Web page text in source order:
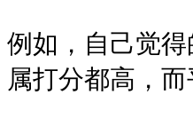
例如，自己觉
属打分都高，